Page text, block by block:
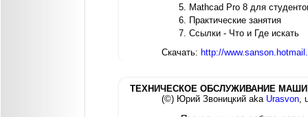
Mathcad Pro 8 для
Практические занятия
Ссылки - Что и Где искать
Скачать: http://
ТЕХНИЧЕСКОЕ ОБСЛУЖИВАНИЕ
(©) Юрий Звоницкий aka Urasvon,